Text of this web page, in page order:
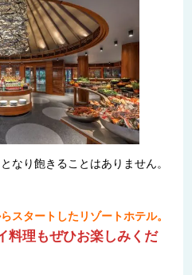
なり飽きることはありません。
スタートしたリゾートホテル。
料理もぜひお楽しみくだ